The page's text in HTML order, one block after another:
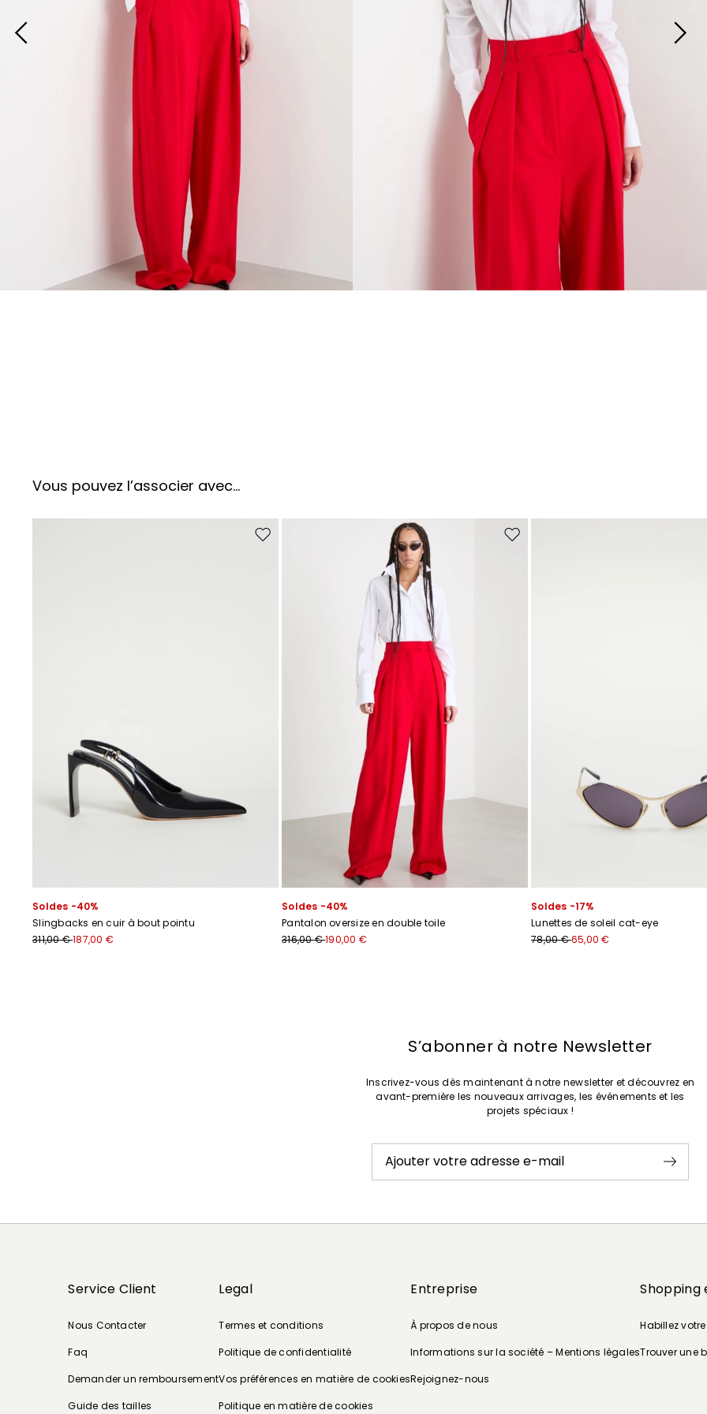
Vous pouvez l’associer avec…
Ajouter vers la liste de souhaits
Soldes -40%
Slingbacks en cuir à bout pointu
311,00 €187,00 €
Ajouter vers la liste de souhaits
Soldes -40%
Pantalon oversize en double toile
316,00 €190,00 €
Soldes -17%
Lunettes de soleil cat-eye
78,00 €65,00 €
S’abonner à notre Newsletter
Inscrivez-vous dès maintenant à notre newsletter et découvrez en
avant-première les nouveaux arrivages, les événements et les
projets spéciaux !
Ajouter votre adresse e-mail
Service Client
Nous Contacter
Faq
Demander un remboursement
Guide des tailles
Legal
Termes et conditions
Politique de confidentialité
Vos préférences en matière de cookies
Politique en matière de cookies
Entreprise
À propos de nous
Informations sur la société – Mentions légales
Rejoignez-nous
Shopping
Habillez
Trouver une
S’abonner à notre Newsletter
Inscrivez-vous dès maintenant à notre newsletter et découvrez en
avant-première les nouveaux arrivages, les événements et les projets
Ajouter votre adresse e-mail*
J’ai lu lapolitique de confidentialité